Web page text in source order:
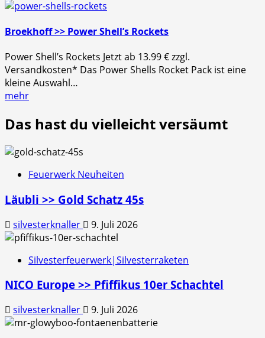
Broekhoff >> Power Shell’s Rockets
Power Shell’s Rockets Jetzt ab 13.99 € zzgl.
Versandkosten* Das Power Shells Rocket Pack ist eine
kleine Auswahl…
mehr
Das hast du vielleicht versäumt
Feuerwerk Neuheiten
Läubli >> Gold Schatz 45s
silvesterknaller 9. Juli 2026
Silvesterfeuerwerk|Silvesterraketen
NICO Europe >> Pfiffikus 10er Schachtel
silvesterknaller 9. Juli 2026